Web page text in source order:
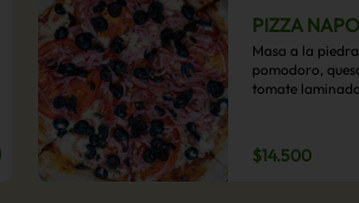
PIZZA
Masa a la
pomodoro,
tomate
$14.500